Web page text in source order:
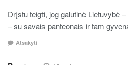
Drįstu teigti, jog galutinė Lietuvybė
– su savais panteonais ir tam
Atsakyti